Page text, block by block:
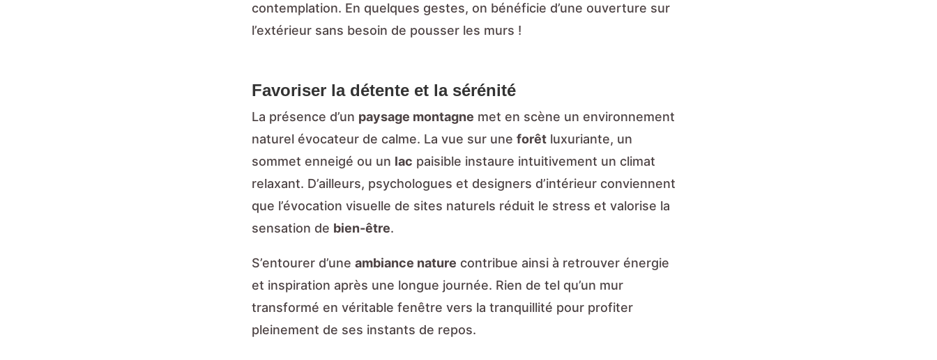
contemplation. En quelques gestes, on bénéficie d’une ouverture sur
l’extérieur sans besoin de pousser les murs !
Favoriser la détente et la sérénité
La présence d’un paysage montagne met en scène un environnement
naturel évocateur de calme. La vue sur uneforêt luxuriante, un
sommet enneigé ou un lac paisible instaure intuitivement un climat
relaxant. D’ailleurs, psychologues et designers d’intérieur conviennent
que l’évocation visuelle de sites naturels réduit le stress et valorise la
sensation de bien-être.
S’entourer d’uneambiance nature contribue ainsi à retrouver énergie
et inspiration après une longue journée. Rien de tel qu’un mur
transformé en véritable fenêtre vers la tranquillité pour profiter
pleinement de ses instants de repos.